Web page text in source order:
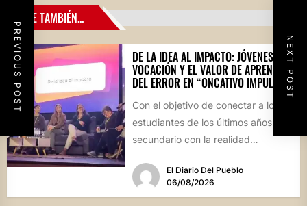
PREVIOUS POST NEXT POST
LEE TAMBIÉN...
DE LA IDEA AL IMPACTO: JÓVENES,
VOCACIÓN Y EL VALOR DE APRENDER
DEL ERROR EN “ONCATIVO IMPULSA”
Con el objetivo de conectar a los
estudiantes de los últimos años del
secundario con la realidad
El Diario Del Pueblo
06/08/2026